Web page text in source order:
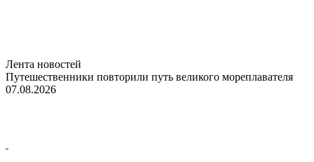
Лента новостей
Путешественники повторили путь великого мореплавателя
07.08.2026